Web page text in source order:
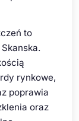
to
rynkowe,
poprawia
oraz